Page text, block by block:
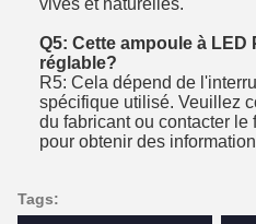
vives et naturelles.
Q5: Cette ampoule à LED
réglable?
R5: Cela dépend de
spécifique utilisé. Veuillez
du fabricant ou contacter le
pour obtenir des
Tags: